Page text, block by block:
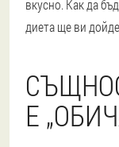
вкусно. Как да
диета ще ви
Е